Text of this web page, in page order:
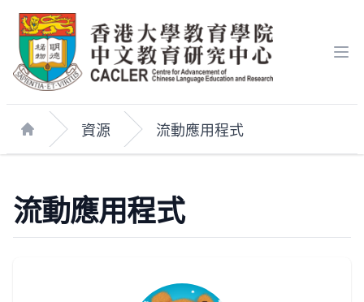
Home
資源 流動應用程式
流動應用程式